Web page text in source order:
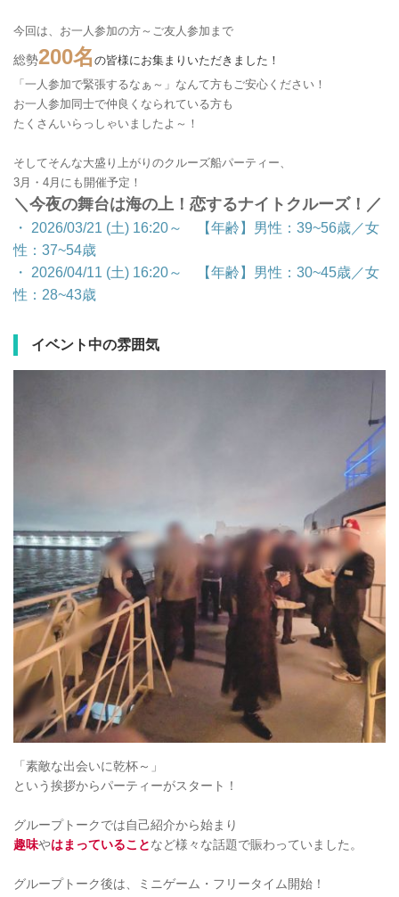
今回は、お一人参加の方～ご友人参加まで
総勢200名 の皆様にお集まりいただきました！
「一人参加で緊張するなぁ～」なんて方もご安心ください！
お一人参加同士で仲良くなられている方も
たくさんいらっしゃいましたよ～！
そしてそんな大盛り上がりのクルーズ船パーティー、
3月・4月にも開催予定！
＼今夜の舞台は海の上！恋するナイトクルーズ！／
・ 2026/03/21 (土) 16:20～
【年齢】男性：39~56歳／女
性：37~54歳
・ 2026/04/11 (土) 16:20～
【年齢】男性：30~45歳／女
性：28~43歳
イベント中の雰囲気
「素敵な出会いに乾杯～」
という挨拶からパーティーがスタート！
グループトークでは自己紹介から始まり
趣味やはまっていることなど様々な話題で賑わっていました。
グループトーク後は、ミニゲーム・フリータイム開始！